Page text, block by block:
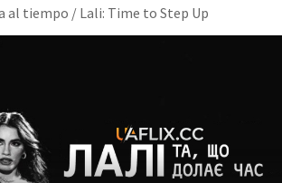
al tiempo / Lali: Time to Step Up